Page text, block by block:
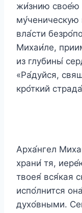
жи́знию свое́ю
му́ченическую
вла́сти
Михаи́ле,
из глубины́
«Ра́дуйся,
кро́ткий
Арха́нгел
храни́ тя,
твоея́ вся́кая
испо́лнится
духо́вными.